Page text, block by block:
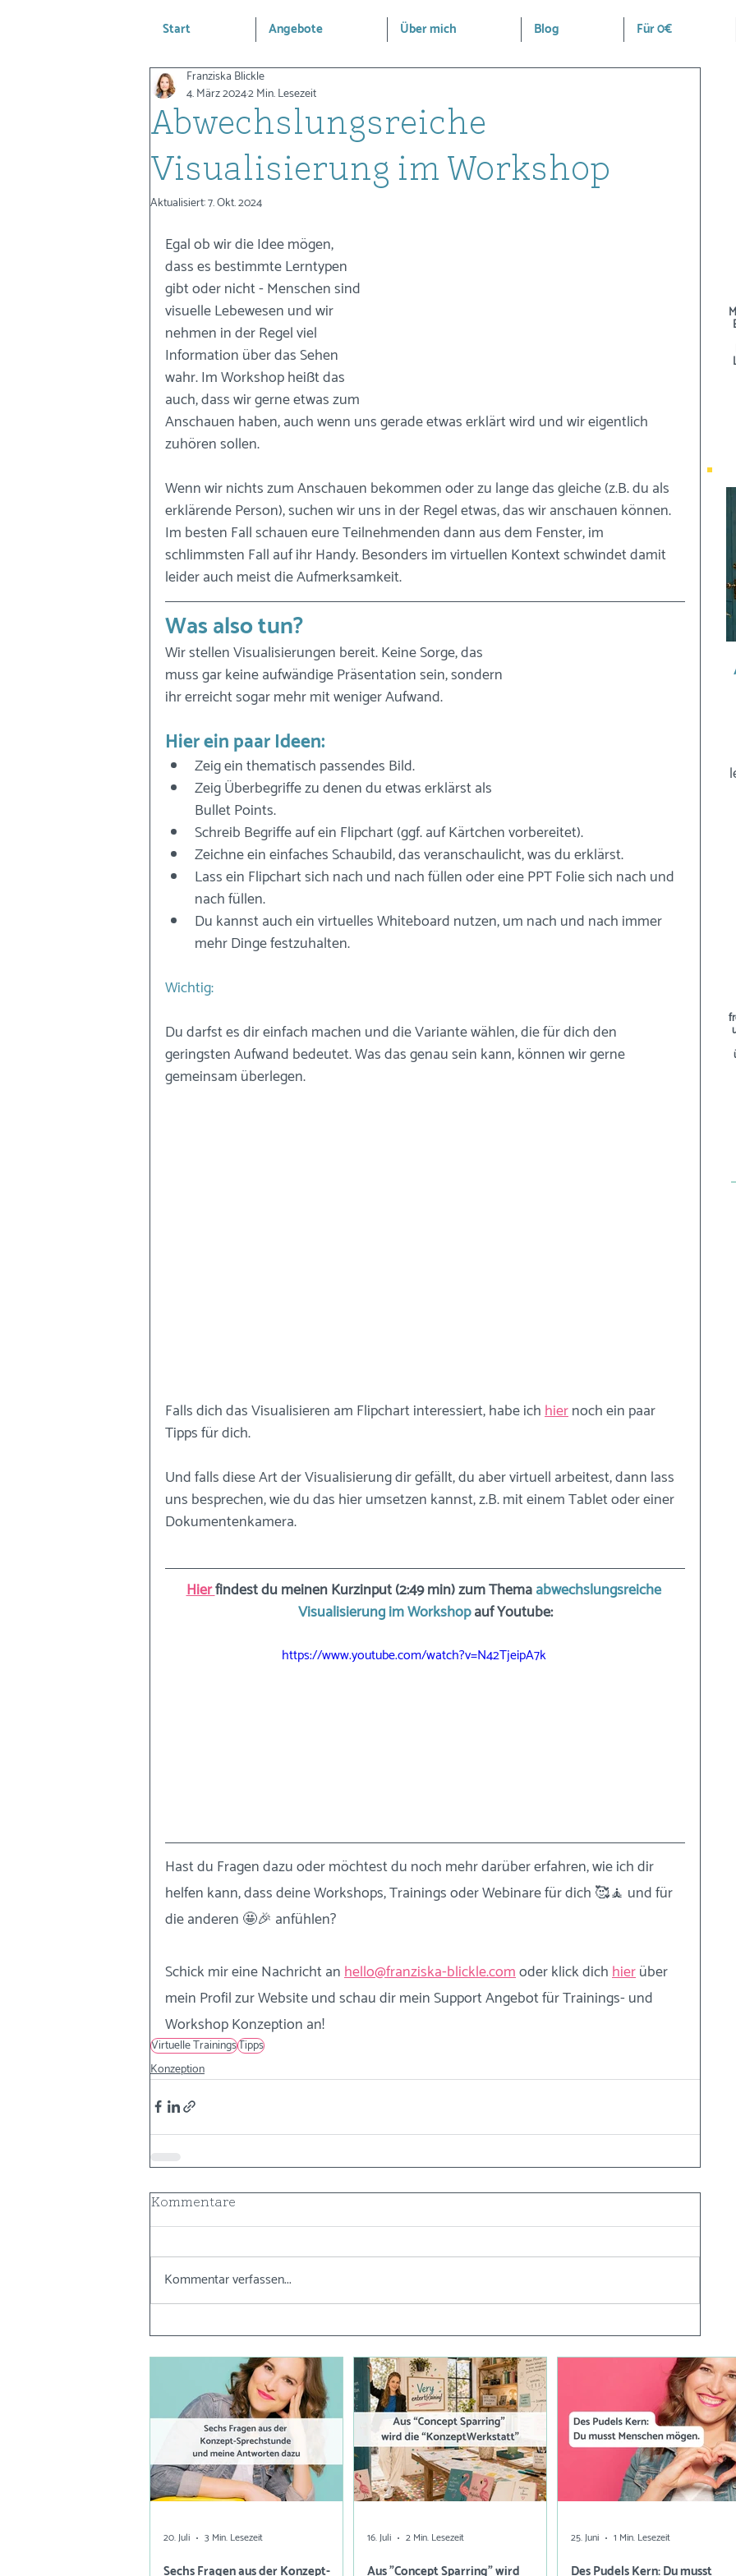
Start Angebote Über mich Blog Für 0€
Abwechslungsreiche
Visualisierung im Workshop
Franziska Blickle
4. März 20242 Min. Lesezeit
Aktualisiert:7. Okt. 2024
Egal ob wir die Idee mögen,
dass es bestimmte Lerntypen
gibt oder nicht - Menschen sind
visuelle Lebewesen und wir
nehmen in der Regel viel
Information über das Sehen
wahr. Im Workshop heißt das
auch, dass wir gerne etwas zum
Anschauen haben, auch wenn uns gerade etwas erklärt wird und wir eigentlich
zuhören sollen.
Wenn wir nichts zum Anschauen bekommen oder zu lange das gleiche (z.B. du als
erklärende Person), suchen wir uns in der Regel etwas, das wir anschauen können.
Im besten Fall schauen eure Teilnehmenden dann aus dem Fenster, im
schlimmsten Fall auf ihr Handy. Besonders im virtuellen Kontext schwindet damit
leider auch meist die Aufmerksamkeit.
Was also tun?
Wir stellen Visualisierungen bereit. Keine Sorge, das
muss gar keine aufwändige Präsentation sein, sondern
ihr erreicht sogar mehr mit weniger Aufwand.
Hier ein paar Ideen:
Zeig ein thematisch passendes Bild.
Zeig Überbegriffe zu denen du etwas erklärst als
Bullet Points.
Schreib Begriffe auf ein Flipchart (ggf. auf Kärtchen vorbereitet).
Zeichne ein einfaches Schaubild, das veranschaulicht, was du erklärst.
Lass ein Flipchart sich nach und nach füllen oder eine PPT Folie sich nach und
nach füllen.
Du kannst auch ein virtuelles Whiteboard nutzen, um nach und nach immer
mehr Dinge festzuhalten.
Wichtig:
Du darfst es dir einfach machen und die Variante wählen, die für dich den
geringsten Aufwand bedeutet. Was das genau sein kann, können wir gerne
gemeinsam überlegen.
Falls dich das Visualisieren am Flipchart interessiert, habe ichhiernoch ein paar
Tipps für dich.
Und falls diese Art der Visualisierung dir gefällt, du aber virtuell arbeitest, dann lass
uns besprechen, wie du das hier umsetzen kannst, z.B. mit einem Tablet oder einer
Dokumentenkamera.
Hier findest du meinen Kurzinput (2:49 min) zum Thema abwechslungsreiche
Visualisierung im Workshop auf Youtube:
https://www.youtube.com/watch?v=N42TjeipA7k
Hast du Fragen dazu oder möchtest du noch mehr darüber erfahren, wie ich dir
helfen kann, dass deine Workshops, Trainings oder Webinare für dich 🥰🧘 und für
die anderen 🤩🎉 anfühlen?
Schick mir eine Nachricht an hello@franziska-blickle.com oder klick dichhier über
mein Profil zur Website und schau dir mein Support Angebot für Trainings- und
Workshop Konzeption an!
Virtuelle TrainingsTipps
Konzeption
Kommentare
Kommentar verfassen...
Sechs Fragen aus der Konzept-
20. Juli 3 Min. Lesezeit
Aus "Concept Sparring" wird
16. Juli 2 Min. Lesezeit
Des Pudels Kern: Du musst
25. Juni 1 Min. Lesezeit